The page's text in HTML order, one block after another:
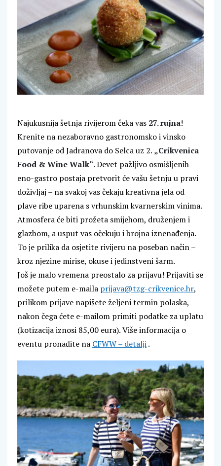
Najukusnija šetnja rivijerom čeka vas 27. rujna!
Krenite na nezaboravno gastronomsko i vinsko
putovanje od Jadranova do Selca uz 2. „Crikvenica
Food & Wine Walk“. Devet pažljivo osmišljenih
eno-gastro postaja pretvorit će vašu šetnju u pravi
doživljaj – na svakoj vas čekaju kreativna jela od
plave ribe uparena s vrhunskim kvarnerskim vinima.
Atmosfera će biti prožeta smijehom, druženjem i
glazbom, a usput vas očekuju i brojna iznenađenja.
To je prilika da osjetite rivijeru na poseban način –
kroz njezine mirise, okuse i jedinstveni šarm.
Još je malo vremena preostalo za prijavu! Prijaviti se
možete putem e-maila prijava@tzg-crikvenice.hr,
prilikom prijave napišete željeni termin polaska,
nakon čega ćete e-mailom primiti podatke za uplatu
(kotizacija iznosi 85,00 eura). Više informacija o
eventu pronađite na CFWW – detalji.